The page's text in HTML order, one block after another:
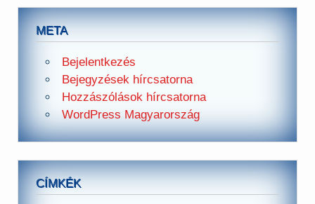
META
Bejelentkezés
Bejegyzések hírcsatorna
Hozzászólások hírcsatorna
WordPress Magyarország
CÍMKÉK